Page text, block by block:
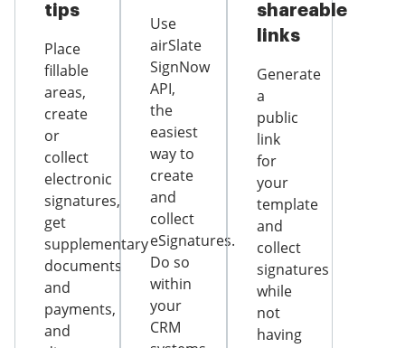
tips
Place
fillable
areas,
create
or
collect
electronic
signatures,
get
supplementary
documents
and
payments,
and
Use
airSlate
SignNow
API,
the
easiest
way to
create
and
collect
eSignatures.
Do so
within
your
CRM
shareable
links
Generate
a
public
link
for
your
template
and
collect
signatures
while
not
having